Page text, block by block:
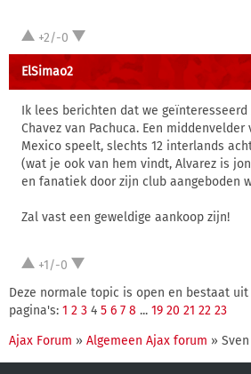
+2/-0
ElSimao2
Ik lees berichten dat we geïnteresseerd
Chavez van Pachuca. Een middenvelder
Mexico speelt, slechts 12 interlands
(wat je ook van hem vindt, Alvarez is
en fanatiek door zijn club aangeboden
Zal vast een geweldige aankoop zijn!
+1/-0
Deze normale topic is open en bestaat uit
pagina's: 1 2 3 4 5 6 7 8 ... 19 20 21 22 23
Ajax Forum » Algemeen Ajax forum »